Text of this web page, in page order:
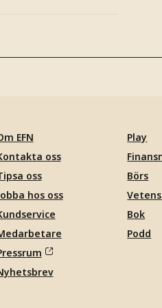
EFN
oss
oss
hos oss
Play
Börs
Bok
Podd